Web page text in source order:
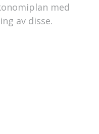
med
av disse.